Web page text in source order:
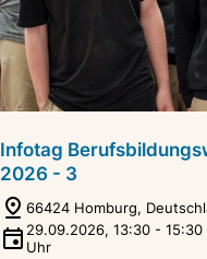
Infotag
2026 - 3
66424 Homburg,
29.09.2026, 13:30 - 15:30
Uhr